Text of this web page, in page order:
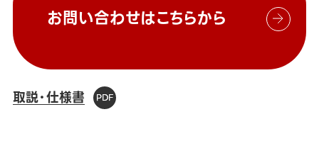
お問い合わせはこちらから
取説・仕様書